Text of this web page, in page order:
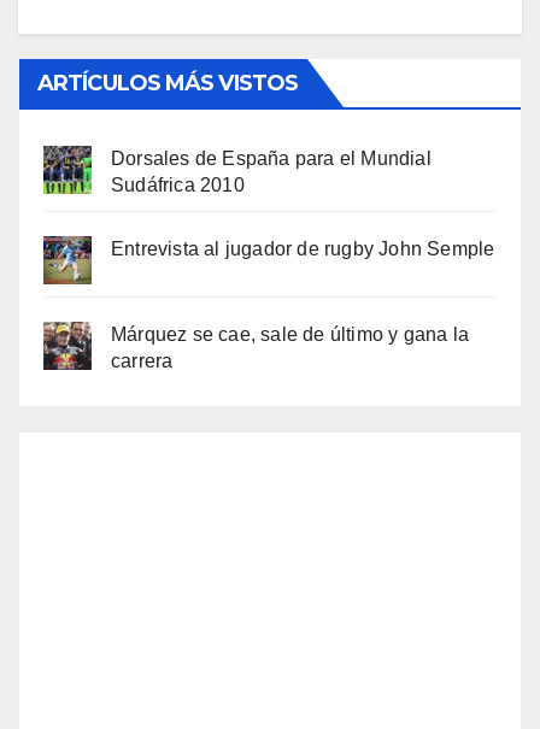
ARTÍCULOS MÁS VISTOS
Dorsales de España para el Mundial
Sudáfrica 2010
Entrevista al jugador de rugby John Semple
Márquez se cae, sale de último y gana la
carrera